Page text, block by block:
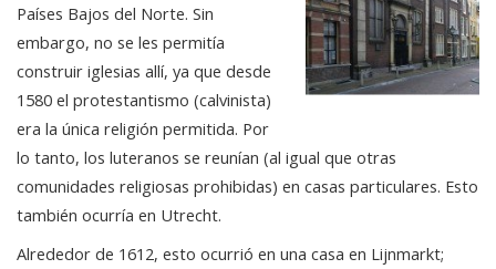
Países Bajos del Norte. Sin
embargo, no se les permitía
construir iglesias allí, ya que desde
1580 el protestantismo (calvinista)
era la única religión permitida. Por
lo tanto, los luteranos se reunían (al igual que otras
comunidades religiosas prohibidas) en casas particulares. Esto
también ocurría en Utrecht.
Alrededor de 1612, esto ocurrió en una casa en Lijnmarkt;